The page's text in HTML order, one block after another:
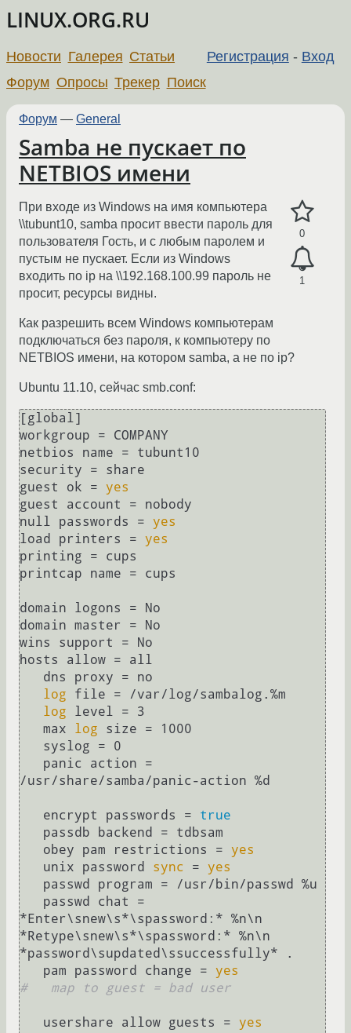
LINUX.ORG.RU
Регистрация - Вход
Новости Галерея Статьи
Форум Опросы Трекер Поиск
Форум — General
Samba не пускает по
NETBIOS имени
0
1
При входе из Windows на имя компьютера
\\tubunt10, samba просит ввести пароль для
пользователя Гость, и с любым паролем и
пустым не пускает. Если из Windows
входить по ip на \\192.168.100.99 пароль не
просит, ресурсы видны.
Как разрешить всем Windows компьютерам
подключаться без пароля, к компьютеру по
NETBIOS имени, на котором samba, а не по ip?
Ubuntu 11.10, сейчас smb.conf:
[global]
workgroup = COMPANY
netbios name = tubunt10
security = share
guest ok = yes
guest account = nobody
null passwords = yes
load printers = yes
printing = cups
printcap name = cups
domain logons = No
domain master = No
wins support = No
hosts allow = all
log file = /var/log/sambalog.%m
log level = 3
   max
log size = 1000
/usr/share/samba/panic-action %d
   encrypt passwords =
true
   obey pam restrictions =
yes
   unix password
sync = yes
*Enter\snew\s*\spassword:* %n\n
*Retype\snew\s*\spassword:* %n\n
*password\supdated\ssuccessfully* .
   pam password change =
yes
#   map to guest = bad user
   usershare allow guests =
yes